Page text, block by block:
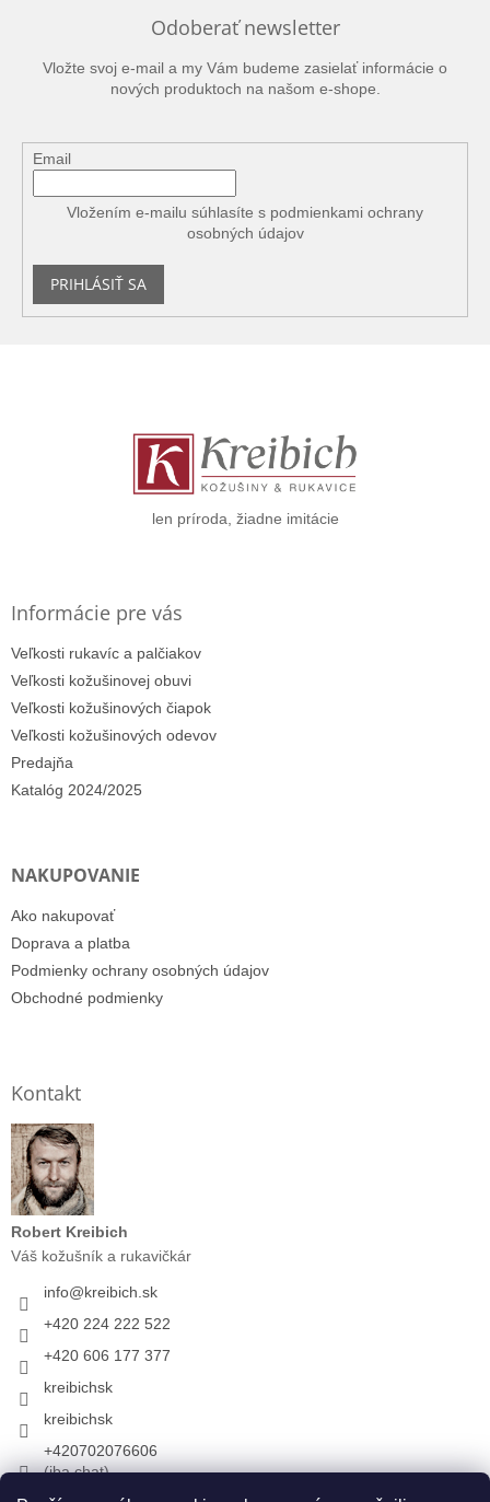
Odoberať newsletter
Vložte svoj e-mail a my Vám budeme zasielať informácie o
nových produktoch na našom e-shope.
Email
Vložením e-mailu súhlasíte s podmienkami ochrany
osobných údajov
PRIHLÁSIŤ SA
len príroda, žiadne imitácie
Informácie pre vás
Veľkosti rukavíc a palčiakov
Veľkosti kožušinovej obuvi
Veľkosti kožušinových čiapok
Veľkosti kožušinových odevov
Predajňa
Katalóg 2024/2025
NAKUPOVANIE
Ako nakupovať
Doprava a platba
Podmienky ochrany osobných údajov
Obchodné podmienky
Kontakt
Robert Kreibich
Váš kožušník a rukavičkár
info@kreibich.sk
+420 224 222 522
+420 606 177 377
kreibichsk
kreibichsk
+420702076606
(iba chat)